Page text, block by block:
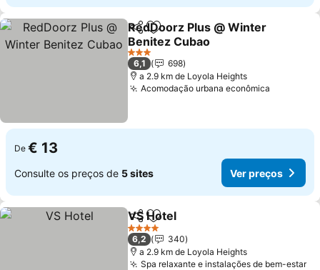
PartilharAdicionar aos favoritos
RedDoorz Plus @ Winter
Benitez Cubao
Ver preços
3 Estrelas
6,1
698
a 2.9 km de Loyola Heights
Acomodação urbana econômica
De € 13
Consulte os preços de 5 sites Ver preços
PartilharAdicionar aos favoritos
VS Hotel
4 Estrelas
6,2
340
a 2.9 km de Loyola Heights
Spa relaxante e instalações de bem-estar